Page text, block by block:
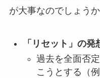
が大事なのでしょうか
「リセット」の
過去を全面否
こうとする（